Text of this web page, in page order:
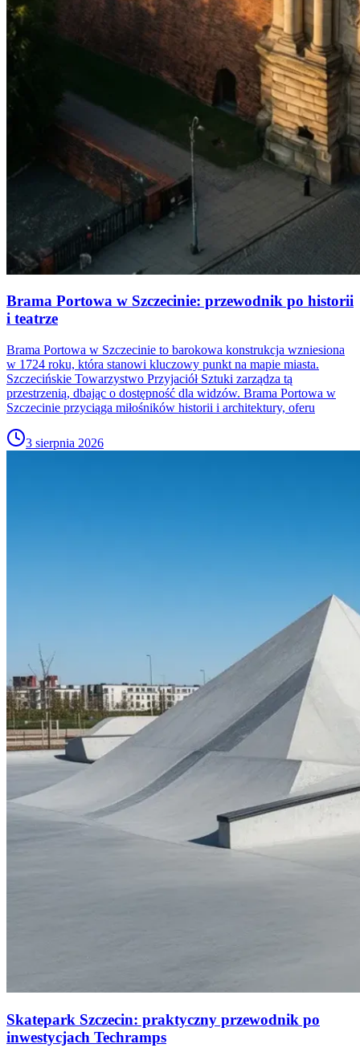
Brama Portowa w Szczecinie: przewodnik po historii
i teatrze
Brama Portowa w Szczecinie to barokowa konstrukcja wzniesiona
w 1724 roku, która stanowi kluczowy punkt na mapie miasta.
Szczecińskie Towarzystwo Przyjaciół Sztuki zarządza tą
przestrzenią, dbając o dostępność dla widzów. Brama Portowa w
Szczecinie przyciąga miłośników historii i architektury, oferu
3 sierpnia 2026
Skatepark Szczecin: praktyczny przewodnik po
inwestycjach Techramps